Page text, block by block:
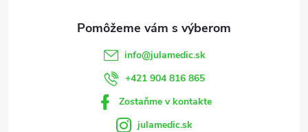
info@julamedic.sk
+421 904 816 865
Zostaňme v kontakte
julamedic.sk